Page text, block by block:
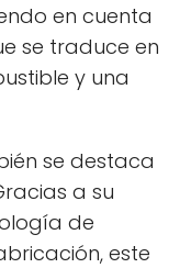
en cuenta
se traduce en
y una
se destaca
a su
de
este